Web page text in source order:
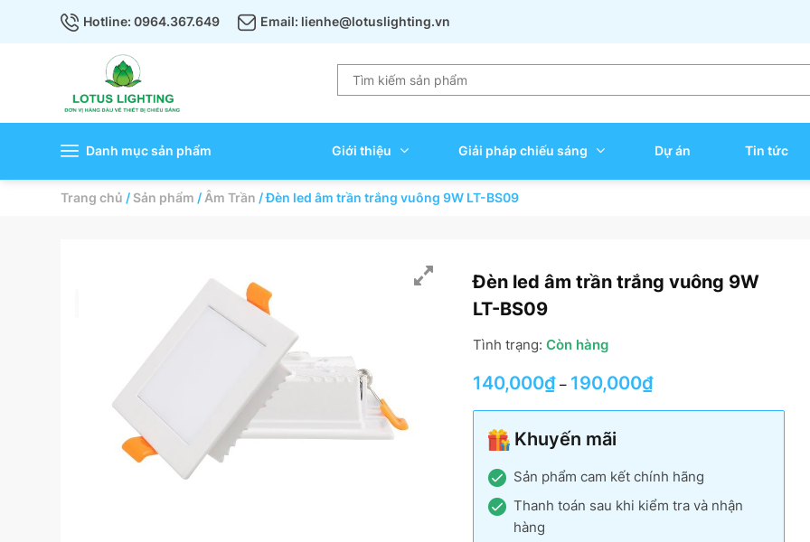
Hotline: 0964.367.649 Email: lienhe@lotuslighting.vn
Danh mục sản phẩm Giới thiệu Giải pháp chiếu sáng Dự án Tin tức
Trang chủ /Sản phẩm / Âm Trần /Đèn led âm trần trắng vuông 9W LT-BS09
Đèn led âm trần trắng vuông 9W
LT-BS09
Tình trạng: Còn hàng
140,000₫ – 190,000₫
Khuyến mãi
Sản phẩm cam kết chính hãng
Thanh toán sau khi kiểm tra và nhận
hàng